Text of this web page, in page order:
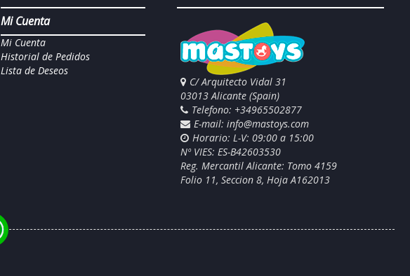
Mi Cuenta
Mi Cuenta
Historial de Pedidos
Lista de Deseos
C/ Arquitecto Vidal 31
03013 Alicante (Spain)
Telefono: +34965502877
E-mail: info@mastoys.com
Horario: L-V: 09:00 a 15:00
Nº VIES: ES-B42603530
Reg. Mercantil Alicante: Tomo 4159
Folio 11, Seccion 8, Hoja A162013